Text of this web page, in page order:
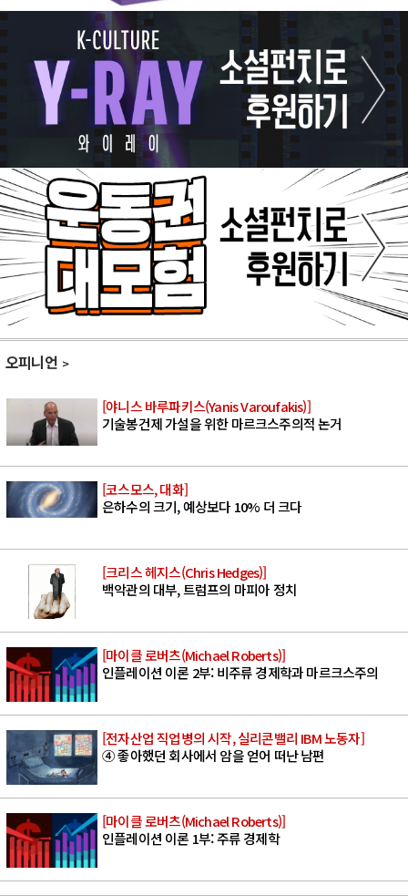
오피니언
[야니스 바루파키스(Yanis Varoufakis)]
기술봉건제 가설을 위한 마르크스주의적 논거
[코스모스, 대화]
은하수의 크기, 예상보다 10% 더 크다
[크리스 헤지스(Chris Hedges)]
백악관의 대부, 트럼프의 마피아 정치
[마이클 로버츠(Michael Roberts)]
인플레이션 이론 2부: 비주류 경제학과 마르크스주의
[전자산업 직업병의 시작, 실리콘밸리 IBM 노동자]
④ 좋아했던 회사에서 암을 얻어 떠난 남편
[마이클 로버츠(Michael Roberts)]
인플레이션 이론 1부: 주류 경제학